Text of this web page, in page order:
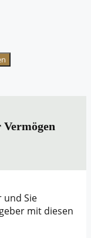
und Sie
mit diesen